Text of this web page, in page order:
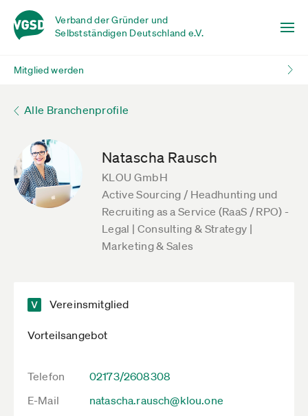
Verband der Gründer und
Selbstständigen Deutschland e.V.
Mitglied werden
Alle Branchenprofile
Natascha Rausch
KLOU GmbH
Active Sourcing / Headhunting und
Recruiting as a Service (RaaS / RPO) -
Legal | Consulting & Strategy |
Marketing & Sales
Vereinsmitglied
Vorteilsangebot
Telefon
02173/2608308
E-Mail
natascha.rausch@klou.one